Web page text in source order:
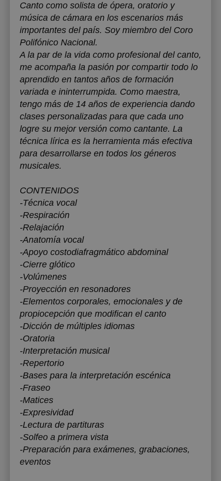
Canto como solista de ópera, oratorio y
música de cámara en los escenarios más
importantes del país. Soy miembro del Coro
Polifónico Nacional.
A la par de la vida como profesional del canto,
me acompaña la pasión por compartir todo lo
aprendido en tantos años de formación
variada e ininterrumpida. Como maestra,
tengo más de 14 años de experiencia dando
clases personalizadas para que cada uno
logre su mejor versión como cantante. La
técnica lírica es la herramienta más efectiva
para desarrollarse en todos los géneros
musicales.
CONTENIDOS
-Técnica vocal
-Respiración
-Relajación
-Anatomía vocal
-Apoyo costodiafragmático abdominal
-Cierre glótico
-Volúmenes
-Proyección en resonadores
-Elementos corporales, emocionales y de
propiocepción que modifican el canto
-Dicción de múltiples idiomas
-Oratoria
-Interpretación musical
-Repertorio
-Bases para la interpretación escénica
-Fraseo
-Matices
-Expresividad
-Lectura de partituras
-Solfeo a primera vista
-Preparación para exámenes, grabaciones,
eventos